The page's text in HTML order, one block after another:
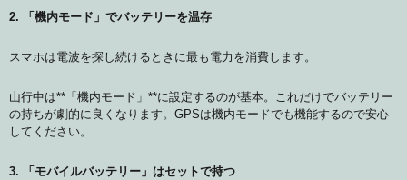
2. 「機内モード」でバッテリーを温存
スマホは電波を探し続けるときに最も電力を消費します。
山行中は**「機内モード」**に設定するのが基本。これだけでバッテリー
の持ちが劇的に良くなります。GPSは機内モードでも機能するので安心
してください。
3. 「モバイルバッテリー」はセットで持つ